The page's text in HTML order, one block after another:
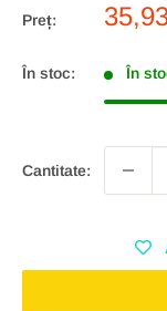
Preț:
Preț
În stoc: În
Cantitate: